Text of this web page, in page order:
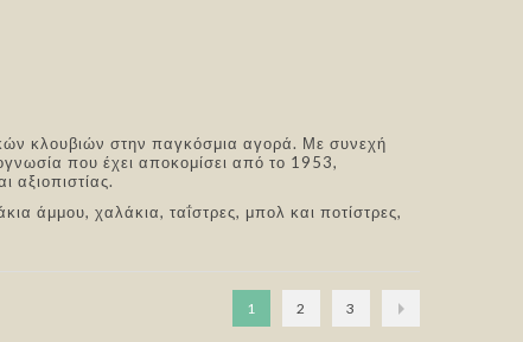
κλουβιών στην παγκόσμια αγορά. Με συνεχή
που έχει αποκομίσει από το 1953,
αξιοπιστίας.
άμμου, χαλάκια, ταΐστρες, μπολ και ποτίστρες,
1 2 3